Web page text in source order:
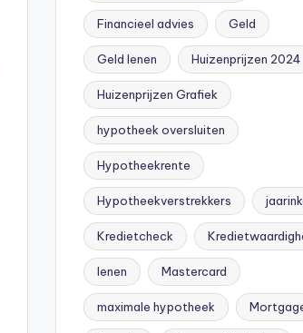
Financieel advies Geld
Geld lenen Huizenprijzen 2024
Huizenprijzen Grafiek
hypotheek oversluiten
Hypotheekrente
Hypotheekverstrekkers
Kredietcheck
lenen Mastercard
maximale hypotheek